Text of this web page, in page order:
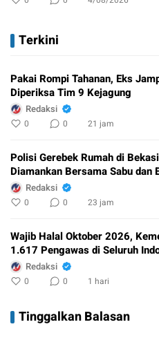
Terkini
Pakai Rompi Tahanan, Eks
Diperiksa Tim 9 Kejagung
Redaksi
0 0 21 jam
Polisi Gerebek Rumah di
Diamankan Bersama Sabu dan
Redaksi
0 0 23 jam
Wajib Halal Oktober 2026,
1.617 Pengawas di Seluruh
Redaksi
0 0 1 hari
Tinggalkan Balasan